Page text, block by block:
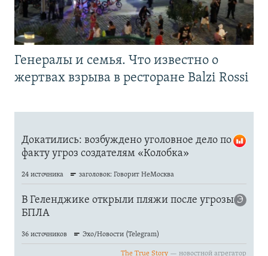
Генералы и семья. Что известно о
жертвах взрыва в ресторане Balzi Rossi